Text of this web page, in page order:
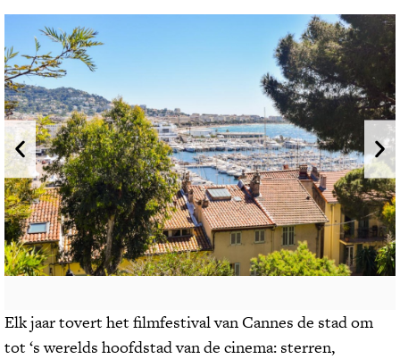
Elk jaar tovert het filmfestival van Cannes de stad om
tot ‘s werelds hoofdstad van de cinema: sterren,